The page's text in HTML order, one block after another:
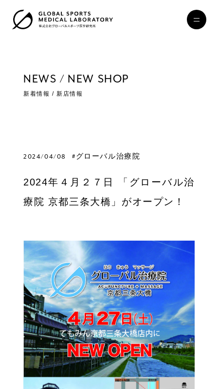
NEWS / NEW SHOP
新着情報 / 新店情報
2024/04/08 #グローバル治療院
2024年４月２７日 「グローバル治
療院 京都三条大橋」がオープン！